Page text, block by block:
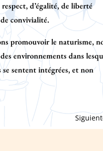
d’égalité, de liberté
convivialité.
promouvoir le naturisme,
environnements dans
se sentent intégrées, et non